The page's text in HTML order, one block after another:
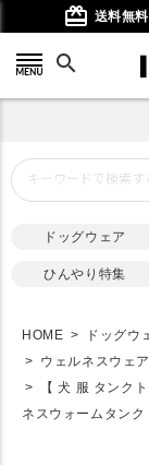
card_giftcard 送料無料
search
ドッグウェア
ひんやり特集
HOME ドッグウ
ウェルネスウェ
【 犬 服 タンク
ネスウォームタン